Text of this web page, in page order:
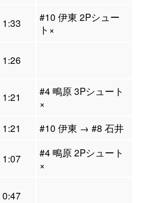
1:33
#10 伊東 2Pシュー
ト×
1:26
1:21
#4 鴫原 3Pシュート
×
1:21
#10 伊東 → #8 石井
1:07
#4 鴫原 2Pシュート
×
0:47